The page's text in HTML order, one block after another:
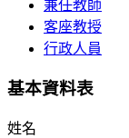
兼任教師
客座教授
行政人員
基本資料表
姓名